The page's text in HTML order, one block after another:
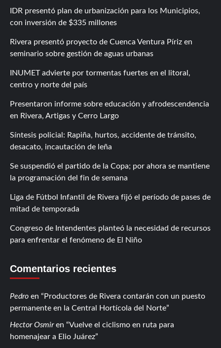
IDR presentó plan de urbanización para los Municipios,
con inversión de $335 millones
Rivera presentó proyecto de Cuenca Ventura Píriz en
seminario sobre gestión de aguas urbanas
INUMET advierte por tormentas fuertes en el litoral,
centro y norte del país
Presentaron informe sobre educación y afrodescendencia
en Rivera, Artigas y Cerro Largo
Síntesis policial: Rapiña, hurtos, accidente de tránsito,
desacato, incautación de leña
Se suspendió el partido de la Copa; por ahora se mantiene
la programación del fin de semana
Liga de Fútbol Infantil de Rivera fijó el período de pases de
mitad de temporada
Congreso de Intendentes planteó la necesidad de recursos
para enfrentar el fenómeno de El Niño
Comentarios recientes
Pedro en
Productores de Rivera contarán con un puesto
permanente en la Central Hortícola del Norte
Hector Osmiren
Vuelve el ciclismo en ruta para
homenajear a Elio Juárez